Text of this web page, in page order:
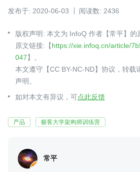
发布于: 2020-06-03 阅读数: 2436
版权声明: 本文为 InfoQ 作者【常平】的
原文链接:【https://xie.infoq.cn/article/
047】。
本文遵守【CC BY-NC-ND】协议，转载
声明。
如对本文有异议，可点此反馈
产品 极客大学架构师训练营
常平